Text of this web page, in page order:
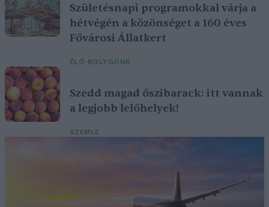
Születésnapi programokkal várja a
hétvégén a közönséget a 160 éves
Fővárosi Állatkert
ÉLŐ BOLYGÓNK
Szedd magad őszibarack: itt vannak
a legjobb lelőhelyek!
SZEMLE